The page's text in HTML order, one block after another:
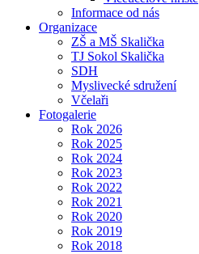
Informace od nás
Organizace
ZŠ a MŠ Skalička
TJ Sokol Skalička
SDH
Myslivecké sdružení
Včelaři
Fotogalerie
Rok 2026
Rok 2025
Rok 2024
Rok 2023
Rok 2022
Rok 2021
Rok 2020
Rok 2019
Rok 2018